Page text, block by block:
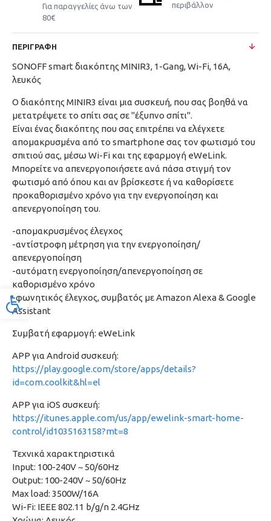
Προσβασιμότητα
Για παραγγελίες άνω των
80€
περιβάλλον
ΠΕΡΙΓΡΑΦΉ
SONOFF smart διακόπτης MINIR3, 1-Gang, Wi-Fi, 16A,
λευκός
Ο διακόπτης MINIR3 είναι μια συσκευή, που σας βοηθά να
μετατρέψετε το σπίτι σας σε "έξυπνο σπίτι".
Είναι ένας διακόπτης που σας επιτρέπει να ελέγχετε
απομακρυσμένα από το smartphone σας τον φωτισμό του
σπιτιού σας, μέσω Wi-Fi και της εφαρμογή eWeLink.
Μπορείτε να απενεργοποιήσετε ανά πάσα στιγμή τον
φωτισμό από όπου και αν βρίσκεστε ή να καθορίσετε
προκαθορισμένο χρόνο για την ενεργοποίηση και
απενεργοποίηση του.
-απομακρυσμένος έλεγχος
-αντίστροφη μέτρηση για την ενεργοποίηση/
απενεργοποίηση
-αυτόματη ενεργοποίηση/απενεργοποίηση σε
καθορισμένο χρόνο
-φωνητικός έλεγχος, συμβατός με Amazon Alexa & Google
Assistant
Συμβατή εφαρμογή: eWeLink
APP για Android συσκευή:
https://play.google.com/store/apps/details?
id=com.coolkit&hl=el
APP για iOS συσκευή:
https://itunes.apple.com/us/app/ewelink-smart-home-
control/id1035163158?mt=8
Τεχνικά χαρακτηριστικά
Input: 100-240V ~ 50/60Hz
Output: 100-240V ~ 50/60Hz
Max load: 3500W/16A
Wi-Fi: IEEE 802.11 b/g/n 2.4GHz